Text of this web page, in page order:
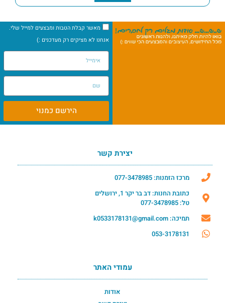
מאשר קבלת הטבות ומבצעים למייל שלי.
אנחנו לא מציקים רק מעדכנים :)
הירשם כמנוי
יצירת קשר
מרכז הזמנות: 077-3478985
כתובת החנות: דב בר יקר 1, ירושלים
טל: 077-3478985
תמיכה: k0533178131@gmail.com
053-3178131
עמודי האתר
אודות